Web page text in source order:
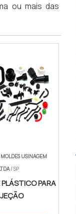
ou mais das
MOLDES USINAGEM
/ SP
PARA